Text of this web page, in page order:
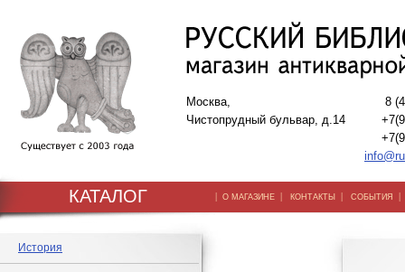
Москва,
Чистопрудный бульвар, д.14
8
КАТАЛОГ | О МАГАЗИНЕ | КОНТАКТЫ | СОБЫТИЯ
История